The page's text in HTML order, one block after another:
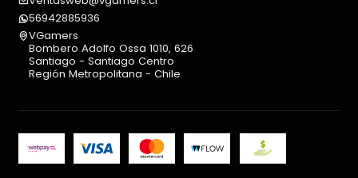
56942885936
VGamers
Bombero Adolfo Ossa 1010, 626
Santiago - Santiago Centro
Región Metropolitana - Chile